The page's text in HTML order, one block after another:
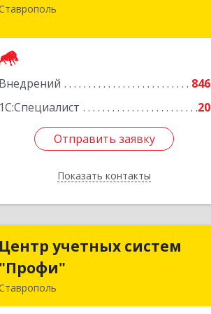
Внедрений
846
1С:Специалист
20
Отправить заявку
Показать контакты
355002, Ставропольский край,
Подробнее
Отправить заявку
Назад
Центр учетных систем
"Профи"
Центр учетных систем